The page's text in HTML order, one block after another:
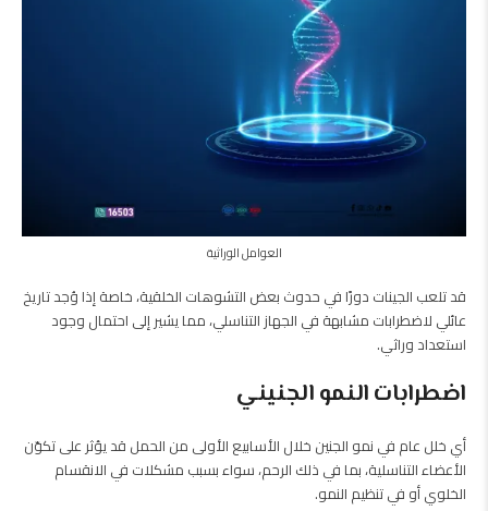
العوامل الوراثية
قد تلعب الجينات دورًا في حدوث بعض التشوهات الخلقية، خاصة إذا وُجد تاريخ
عائلي لاضطرابات مشابهة في الجهاز التناسلي، مما يشير إلى احتمال وجود
استعداد وراثي.
اضطرابات النمو الجنيني
أي خلل عام في نمو الجنين خلال الأسابيع الأولى من الحمل قد يؤثر على تكوّن
الأعضاء التناسلية، بما في ذلك الرحم، سواء بسبب مشكلات في الانقسام
الخلوي أو في تنظيم النمو.